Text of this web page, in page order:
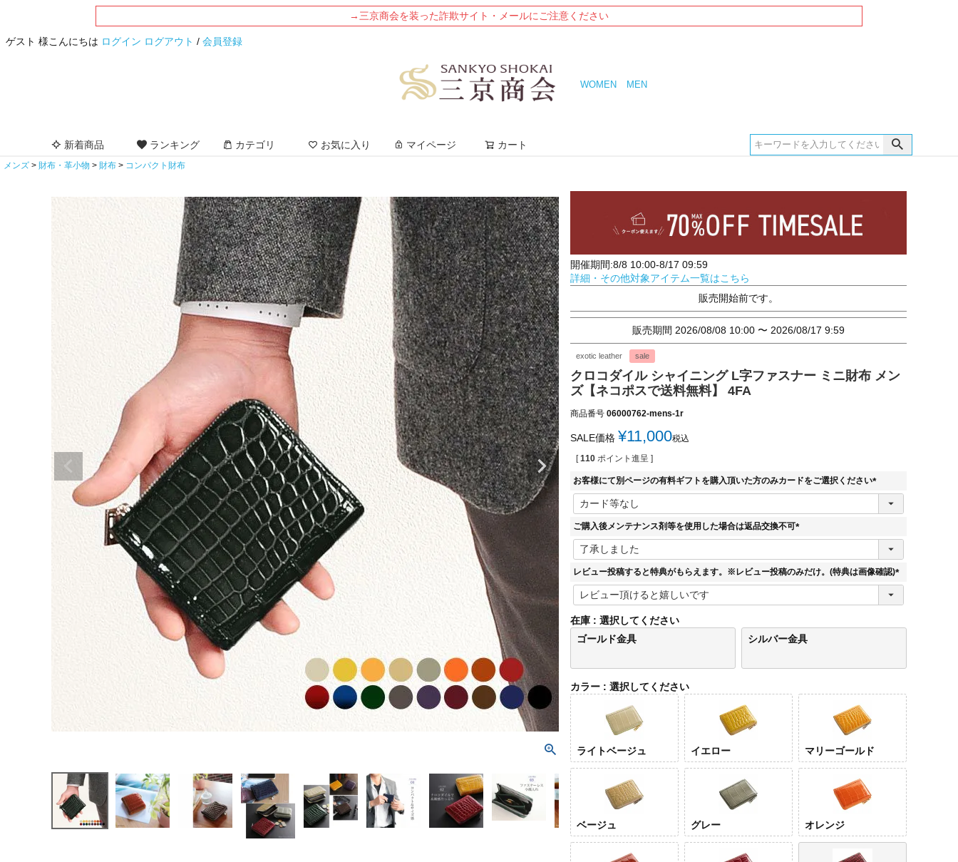
→三京商会を装った詐欺サイト・メールにご注意ください
ゲスト 様こんにちは ログイン ログアウト / 会員登録
WOMEN MEN
新着商品 ランキング カテゴリ お気に入り マイページ カート
メンズ 財布・革小物 財布 コンパクト財布
開催期間:8/8 10:00-8/17 09:59
詳細・その他対象アイテム一覧はこちら
販売開始前です。
販売期間 2026/08/08 10:00 〜 2026/08/17 9:59
exotic leather sale
クロコダイル シャイニング L字ファスナー ミニ財布 メン
ズ【ネコポスで送料無料】 4FA
商品番号 06000762-mens-1r
SALE価格 ¥11,000税込
[ 110 ポイント進呈 ]
お客様にて別ページの有料ギフトを購入頂いた方のみカードをご選択ください
(
ご購入後メンテナンス剤等を使用した場合は返品交換不可
(
須
レビュー投稿すると特典がもらえます。※レビュー投稿のみだけ。(特典は画像確認)
(
)
在庫
選択してください
ゴールド金具
シルバー金具
カラー 選択してください
ライトベージュ イエロー マリーゴールド
ベージュ グレー オレンジ